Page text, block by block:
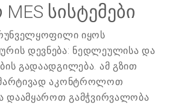
სისტემები
იყოს
დევნება: ნედლეულისა და
გადაადგილება. ამ გზით
აკონტროლოთ
დაამყაროთ გამჭვირვალობა